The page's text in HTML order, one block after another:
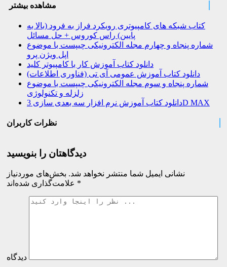
مشاهده بیشتر
کتاب شبکه های کامپیوتری رویکرد فراز به فرود (بالا به
پایین) راس کوروس + حل مسائل
شماره پنجاه و چهارم مجله الکترونیکی چیپست با موضوع
اپل ویژن پرو
دانلود کتاب آموزش کار با کامپیوتر کلید
دانلود کتاب آموزش عمومی آی تی (فناوری اطلاعات)
شماره پنجاه و سوم مجله الکترونیکی چیپست با موضوع
زلزله و تکنولوژی
دانلود کتاب آموزش نرم افزار سه بعدی سازی 3D MAX
نظرات کاربران
دیدگاهتان را بنویسید
نشانی ایمیل شما منتشر نخواهد شد. بخش‌های موردنیاز
*
دیدگاه